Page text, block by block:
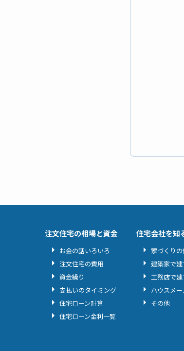
注文住宅の相場と資金
お金の話いろいろ
注文住宅の費用
資金繰り
支払いのタイミング
住宅ローン計算
住宅ローン金利一覧
住宅会社を知
家づくり
建築家で建
工務店で建
ハウスメ
その他